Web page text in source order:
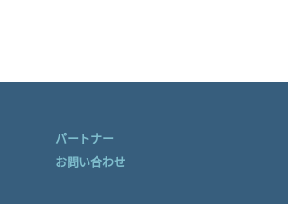
パートナー
お問い合わせ